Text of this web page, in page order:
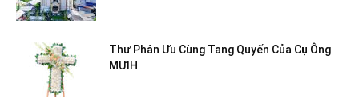
Thư Phân Ưu Cùng Tang Quyến Của Cụ Ông
MƯIH